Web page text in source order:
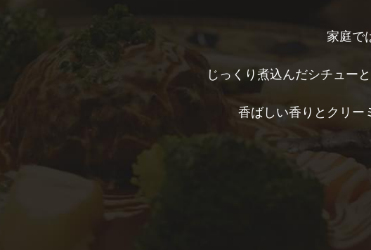
家庭で
じっくり煮込んだシチュー
香ばしい香りとクリー